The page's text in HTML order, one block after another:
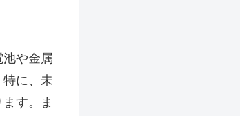
や金属
に、未
す。ま